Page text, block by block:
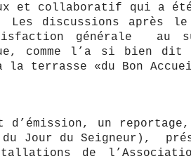
et collaboratif qui a été
discussions après
générale au
comme l’a si bien
la terrasse «du Bon
d’émission, un
Jour du Seigneur),
de